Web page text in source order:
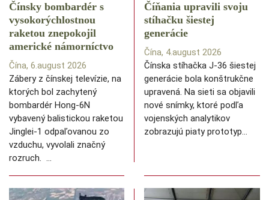
Čínsky bombardér s
vysokorýchlostnou
raketou znepokojil
americké námorníctvo
Čína, 6.august 2026
Zábery z čínskej televízie, na
ktorých bol zachytený
bombardér Hong-6N
vybavený balistickou raketou
Jinglei-1 odpaľovanou zo
vzduchu, vyvolali značný
rozruch. …
Číňania upravili svoju
stíhačku šiestej
generácie
Čína, 4.august 2026
Čínska stíhačka J-36 šiestej
generácie bola konštrukčne
upravená. Na sieti sa objavili
nové snímky, ktoré podľa
vojenských analytikov
zobrazujú piaty prototyp…